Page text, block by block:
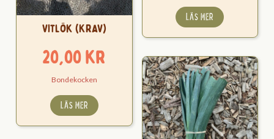
LÄS MER
Vitlök (KRAV)
20,00kr
Bondekocken
LÄS MER